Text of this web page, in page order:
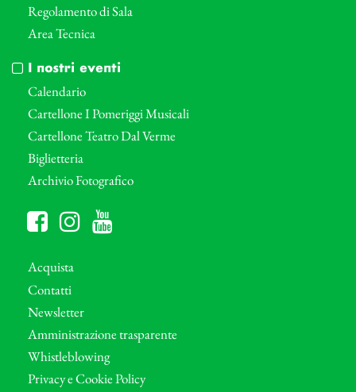
Regolamento di Sala
Area Tecnica
I nostri eventi
Calendario
Cartellone I Pomeriggi Musicali
Cartellone Teatro Dal Verme
Biglietteria
Archivio Fotografico
Acquista
Contatti
Newsletter
Amministrazione trasparente
Whistleblowing
Privacy e Cookie Policy